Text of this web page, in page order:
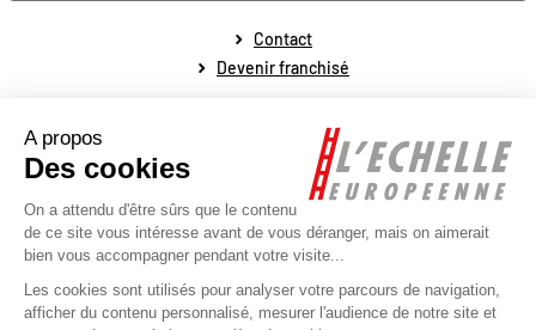
Contact
Devenir franchisé